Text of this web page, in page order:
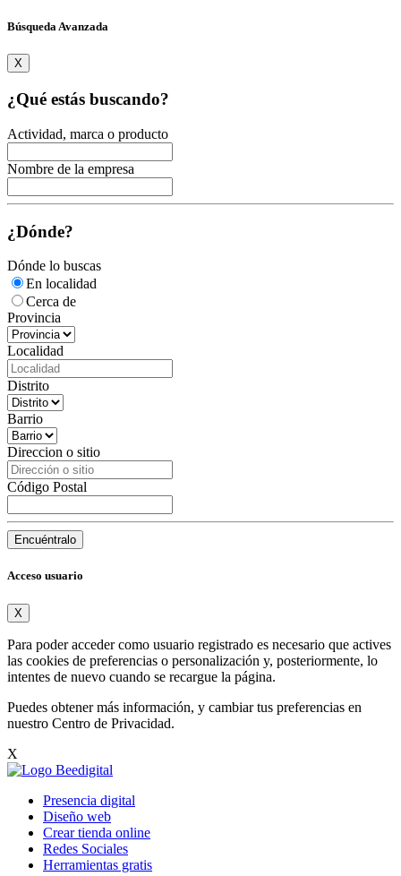
Búsqueda Avanzada
X
¿Qué estás buscando?
Actividad, marca o producto
Nombre de la empresa
¿Dónde?
Dónde lo buscas
En localidad
Cerca de
Provincia
Localidad
Distrito
Barrio
Direccion o sitio
Código Postal
Encuéntralo
Acceso usuario
X
Para poder acceder como usuario registrado es necesario que actives
las cookies de preferencias o personalización y, posteriormente, lo
intentes de nuevo cuando se recargue la página.
Puedes obtener más información, y cambiar tus preferencias en
nuestro Centro de Privacidad.
X
Presencia digital
Diseño web
Crear tienda online
Redes Sociales
Herramientas gratis